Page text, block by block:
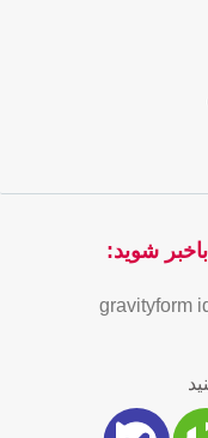
شوید:
[gravityform